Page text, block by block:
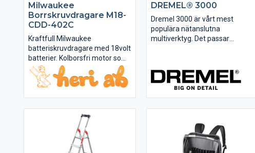
Milwaukee
Borrskruvdragare M18-
CDD-402C
Kraftfull Milwaukee
batteriskruvdragare med 18volt
batterier. Kolborsfri motor som
för den snabbare och starkare.
inbyggd LED-lampa som lyser
upp arbetsytan.
DREMEL® 3000
Dremel 3000 är vårt mest
populära nätanslutna
multiverktyg. Det passar
efter arbetets behov och
verktyget ligger perfekt i
handen tack vare sin